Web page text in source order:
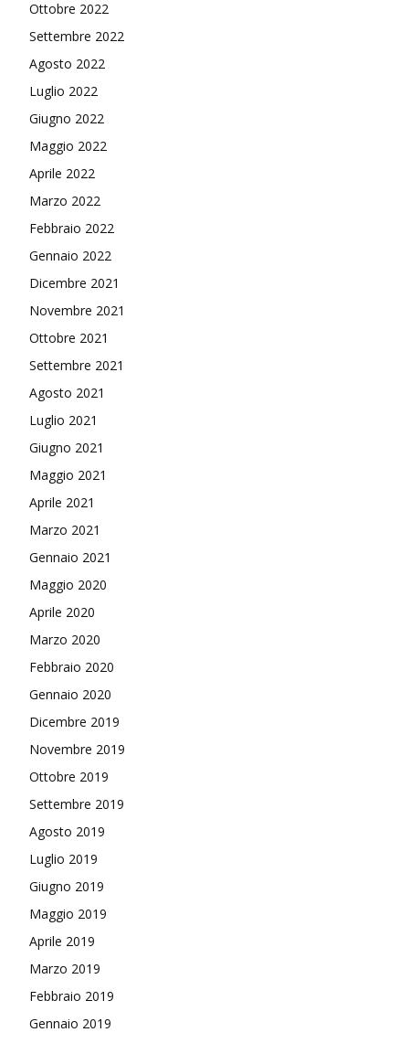
Ottobre 2022
Settembre 2022
Agosto 2022
Luglio 2022
Giugno 2022
Maggio 2022
Aprile 2022
Marzo 2022
Febbraio 2022
Gennaio 2022
Dicembre 2021
Novembre 2021
Ottobre 2021
Settembre 2021
Agosto 2021
Luglio 2021
Giugno 2021
Maggio 2021
Aprile 2021
Marzo 2021
Gennaio 2021
Maggio 2020
Aprile 2020
Marzo 2020
Febbraio 2020
Gennaio 2020
Dicembre 2019
Novembre 2019
Ottobre 2019
Settembre 2019
Agosto 2019
Luglio 2019
Giugno 2019
Maggio 2019
Aprile 2019
Marzo 2019
Febbraio 2019
Gennaio 2019